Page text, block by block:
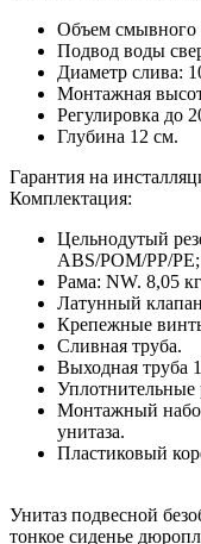
Объем смывного
Подвод воды
Диаметр слива:
Монтажная
Регулировка до
Глубина 12 см.
Гарантия на
Комплектация:
Цельнодутый
ABS/POM/PP/
Рама: NW. 8,05
Латунный
Крепежные
Сливная труба.
Выходная труба
Уплотнительные
Монтажный
унитаза.
Пластиковый
Унитаз подвесной
тонкое сиденье